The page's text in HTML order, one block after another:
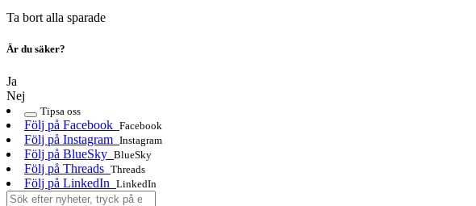
Ta bort alla sparade
Är du säker?
Ja
Nej
Tipsa oss
Följ på Facebook Facebook
Följ på Instagram Instagram
Följ på BlueSky BlueSky
Följ på Threads Threads
Följ på LinkedIn LinkedIn